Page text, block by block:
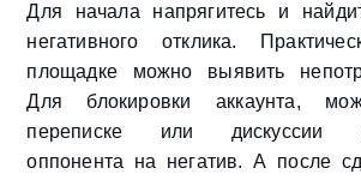
Для начала напрягитесь и
негативного отклика.
площадке можно выявить
Для блокировки аккаунта,
переписке или дискуссии
оппонента на негатив. А после